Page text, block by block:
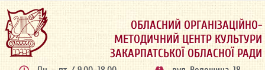
ОБЛАСНИЙ ОРГАНІЗАЦІЙНО-
МЕТОДИЧНИЙ ЦЕНТР КУЛЬТУРИ
ЗАКАРПАТСЬКОЇ ОБЛАСНОЇ РАДИ